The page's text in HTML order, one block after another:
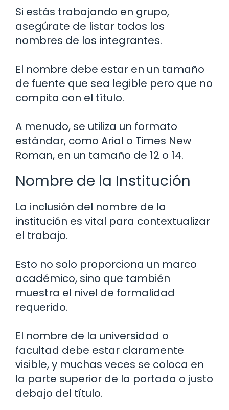
Si estás trabajando en grupo,
asegúrate de listar todos los
nombres de los integrantes.
El nombre debe estar en un tamaño
de fuente que sea legible pero que no
compita con el título.
A menudo, se utiliza un formato
estándar, como Arial o Times New
Roman, en un tamaño de 12 o 14.
Nombre de la Institución
La inclusión del nombre de la
institución es vital para contextualizar
el trabajo.
Esto no solo proporciona un marco
académico, sino que también
muestra el nivel de formalidad
requerido.
El nombre de la universidad o
facultad debe estar claramente
visible, y muchas veces se coloca en
la parte superior de la portada o justo
debajo del título.